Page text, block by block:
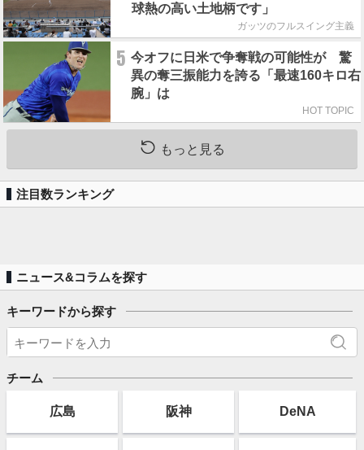
球熱の高い土地柄です」
ガッツのフルスイング主義
5 今オフに日米で争奪戦の可能性が 驚
異の奪三振能力を誇る「最速160キロ右
腕」は
HOT TOPIC
もっと見る
注目数ランキング
ニュース&コラムを探す
キーワードから探す
チーム
広島 阪神 DeNA